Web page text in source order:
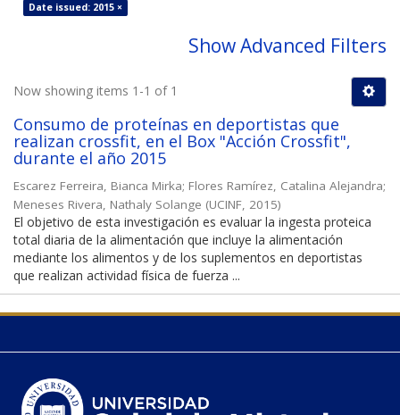
Date issued: 2015 ×
Show Advanced Filters
Now showing items 1-1 of 1
Consumo de proteínas en deportistas que
realizan crossfit, en el Box "Acción Crossfit",
durante el año 2015
Escarez Ferreira, Bianca Mirka; Flores Ramírez, Catalina Alejandra;
Meneses Rivera, Nathaly Solange (UCINF, 2015)
El objetivo de esta investigación es evaluar la ingesta proteica
total diaria de la alimentación que incluye la alimentación
mediante los alimentos y de los suplementos en deportistas
que realizan actividad física de fuerza ...